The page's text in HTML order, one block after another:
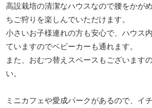
高設栽培の清潔なハウスなので腰をかが
ちご狩りを楽しんでいただけます。
小さいお子様連れの方も安心で、ハウス
ていますのでベビーカーも通れます。
また、おむつ替えスペースもございます
い。
ミニカフェや愛成パークがあるので、イ